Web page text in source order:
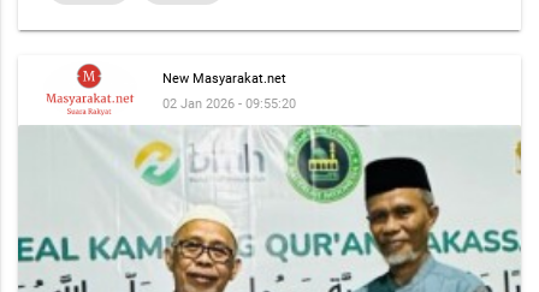
New Masyarakat.net
02 Jan 2026 - 09:55:20